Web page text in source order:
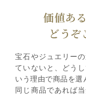
価値あ
どうぞ
宝石やジュエリー
ていないと、どう
いう理由で商品を選
同じ商品であれば